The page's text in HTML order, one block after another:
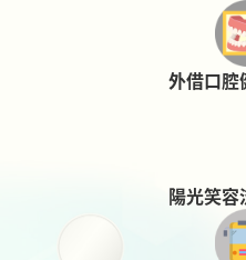
外借口腔
陽光笑容